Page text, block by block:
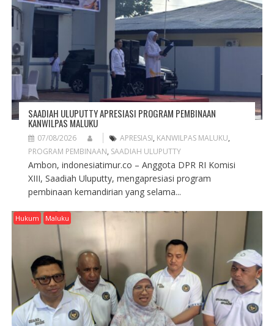
SAADIAH ULUPUTTY APRESIASI PROGRAM PEMBINAAN
KANWILPAS MALUKU
07/08/2026 APRESIASI, KANWILPAS MALUKU,
PROGRAM PEMBINAAN, SAADIAH ULUPUTTY
Ambon, indonesiatimur.co – Anggota DPR RI Komisi
XIII, Saadiah Uluputty, mengapresiasi program
pembinaan kemandirian yang selama...
Hukum Maluku